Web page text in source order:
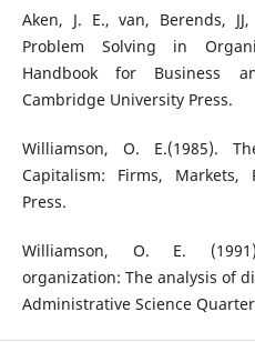
Aken, J. E., van, Berends,
Problem Solving in
Handbook for Business
Cambridge University Press.
Williamson, O. E.(1985).
Capitalism: Firms, Markets,
Press.
Williamson, O. E.
organization: The analysis of
Administrative Science